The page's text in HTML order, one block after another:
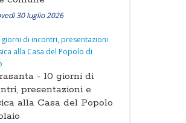
30 luglio 2026
- 10 giorni di
presentazioni e
alla Casa del Popolo